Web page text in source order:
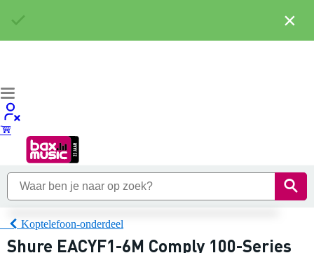
Koptelefoon-onderdeel
Shure EACYF1-6M Comply 100-Series
×